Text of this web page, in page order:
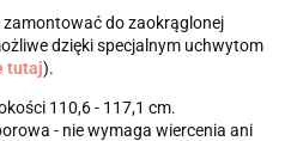
do zaokrąglonej
dzięki specjalnym uchwytom
tutaj).
110,6 - 117,1 cm.
- nie wymaga wiercenia ani